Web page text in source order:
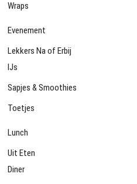
Wraps
Evenement
Lekkers Na of Erbij
IJs
Sapjes & Smoothies
Toetjes
Lunch
Uit Eten
Diner